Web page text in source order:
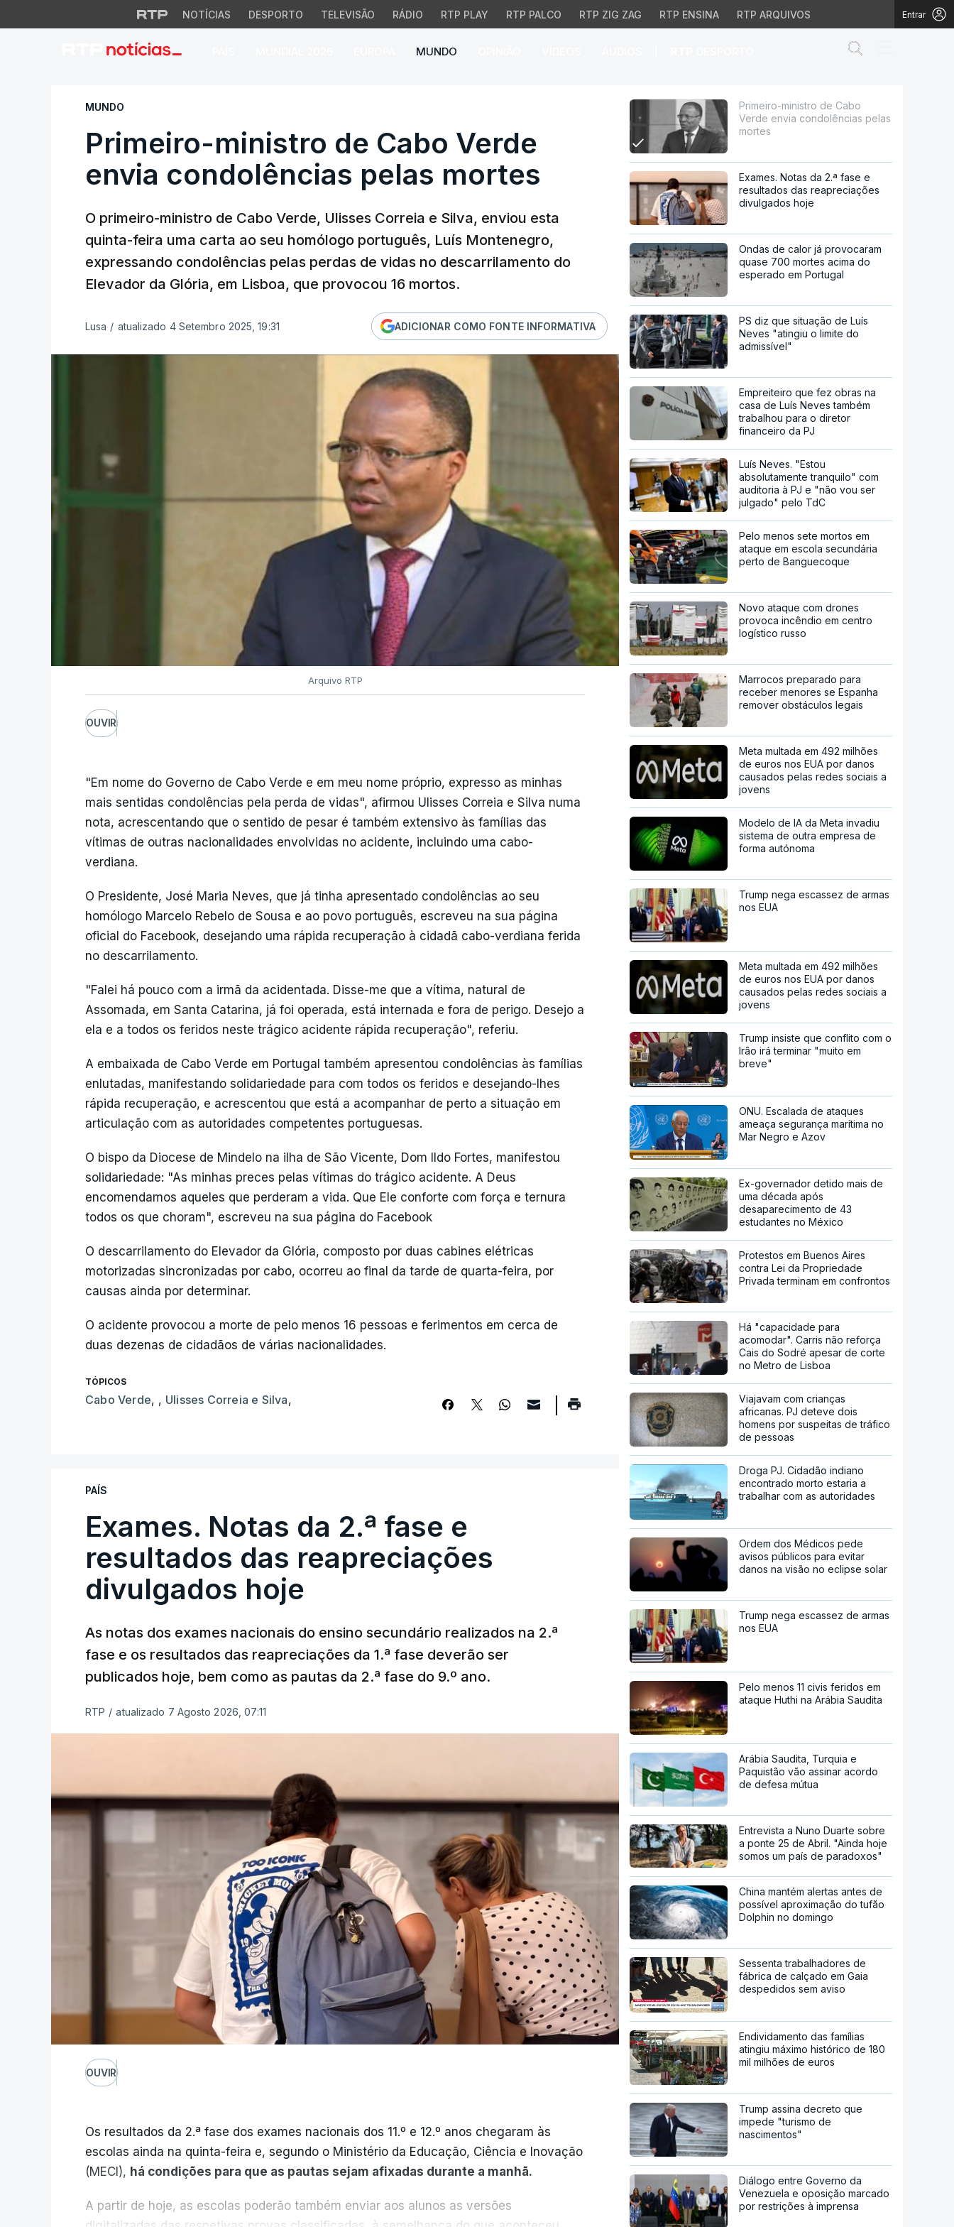
NOTÍCIAS DESPORTO TELEVISÃO RÁDIO RTP PLAY RTP PALCO RTP ZIG ZAG RTP ENSINA RTP ARQUIVOS Entrar
MUNDO
Primeiro-ministro de Cabo Verde envia condolências pelas
MUNDO
Primeiro-ministro de Cabo Verde
envia condolências pelas mortes
O primeiro-ministro de Cabo Verde, Ulisses Correia e Silva, enviou esta
quinta-feira uma carta ao seu homólogo português, Luís Montenegro,
expressando condolências pelas perdas de vidas no descarrilamento do
Elevador da Glória, em Lisboa, que provocou 16 mortos.
Lusa / atualizado 4 Setembro 2025, 19:31 ADICIONAR COMO FONTE INFORMATIVA
Arquivo RTP
OUVIR
"Em nome do Governo de Cabo Verde e em meu nome próprio, expresso as minhas
mais sentidas condolências pela perda de vidas", afirmou Ulisses Correia e Silva numa
nota, acrescentando que o sentido de pesar é também extensivo às famílias das
vítimas de outras nacionalidades envolvidas no acidente, incluindo uma cabo-
verdiana.
O Presidente, José Maria Neves, que já tinha apresentado condolências ao seu
homólogo Marcelo Rebelo de Sousa e ao povo português, escreveu na sua página
oficial do Facebook, desejando uma rápida recuperação à cidadã cabo-verdiana ferida
no descarrilamento.
"Falei há pouco com a irmã da acidentada. Disse-me que a vítima, natural de
Assomada, em Santa Catarina, já foi operada, está internada e fora de perigo. Desejo a
ela e a todos os feridos neste trágico acidente rápida recuperação", referiu.
A embaixada de Cabo Verde em Portugal também apresentou condolências às famílias
enlutadas, manifestando solidariedade para com todos os feridos e desejando-lhes
rápida recuperação, e acrescentou que está a acompanhar de perto a situação em
articulação com as autoridades competentes portuguesas.
O bispo da Diocese de Mindelo na ilha de São Vicente, Dom Ildo Fortes, manifestou
solidariedade: "As minhas preces pelas vítimas do trágico acidente. A Deus
encomendamos aqueles que perderam a vida. Que Ele conforte com força e ternura
todos os que choram", escreveu na sua página do Facebook
O descarrilamento do Elevador da Glória, composto por duas cabines elétricas
motorizadas sincronizadas por cabo, ocorreu ao final da tarde de quarta-feira, por
causas ainda por determinar.
O acidente provocou a morte de pelo menos 16 pessoas e ferimentos em cerca de
duas dezenas de cidadãos de várias nacionalidades.
TÓPICOS
Cabo Verde, , Ulisses Correia e Silva,
PAÍS
Exames. Notas da 2.ª fase e
resultados das reapreciações
divulgados hoje
As notas dos exames nacionais do ensino secundário realizados na 2.ª
fase e os resultados das reapreciações da 1.ª fase deverão ser
publicados hoje, bem como as pautas da 2.ª fase do 9.º ano.
RTP / atualizado 7 Agosto 2026, 07:11
OUVIR
Os resultados da 2.ª fase dos exames nacionais dos 11.º e 12.º anos chegaram às
escolas ainda na quinta-feira e, segundo o Ministério da Educação, Ciência e Inovação
(MECI), há condições para que as pautas sejam afixadas durante a manhã.
A partir de hoje, as escolas poderão também enviar aos alunos as versões
Primeiro-ministro de Cabo
Verde envia condolências pelas
mortes
Exames. Notas da 2.ª fase e
resultados das reapreciações
divulgados hoje
Ondas de calor já provocaram
quase 700 mortes acima do
esperado em Portugal
PS diz que situação de Luís
Neves "atingiu o limite do
admissível"
Empreiteiro que fez obras na
casa de Luís Neves também
trabalhou para o diretor
financeiro da PJ
Luís Neves. "Estou
absolutamente tranquilo" com
auditoria à PJ e "não vou ser
julgado" pelo TdC
Pelo menos sete mortos em
ataque em escola secundária
perto de Banguecoque
Novo ataque com drones
provoca incêndio em centro
logístico russo
Marrocos preparado para
receber menores se Espanha
remover obstáculos legais
Meta multada em 492 milhões
de euros nos EUA por danos
causados pelas redes sociais a
jovens
Modelo de IA da Meta invadiu
sistema de outra empresa de
forma autónoma
Trump nega escassez de armas
nos EUA
Meta multada em 492 milhões
de euros nos EUA por danos
causados pelas redes sociais a
jovens
Trump insiste que conflito com o
Irão irá terminar "muito em
breve"
ONU. Escalada de ataques
ameaça segurança marítima no
Mar Negro e Azov
Ex-governador detido mais de
uma década após
desaparecimento de 43
estudantes no México
Protestos em Buenos Aires
contra Lei da Propriedade
Privada terminam em confrontos
Há "capacidade para
acomodar". Carris não reforça
Cais do Sodré apesar de corte
no Metro de Lisboa
Viajavam com crianças
africanas. PJ deteve dois
homens por suspeitas de tráfico
de pessoas
Droga PJ. Cidadão indiano
encontrado morto estaria a
trabalhar com as autoridades
Ordem dos Médicos pede
avisos públicos para evitar
danos na visão no eclipse solar
Trump nega escassez de armas
nos EUA
Pelo menos 11 civis feridos em
ataque Huthi na Arábia Saudita
Arábia Saudita, Turquia e
Paquistão vão assinar acordo
de defesa mútua
Entrevista a Nuno Duarte sobre
a ponte 25 de Abril. "Ainda hoje
somos um país de paradoxos"
China mantém alertas antes de
possível aproximação do tufão
Dolphin no domingo
Sessenta trabalhadores de
fábrica de calçado em Gaia
despedidos sem aviso
Endividamento das famílias
atingiu máximo histórico de 180
mil milhões de euros
Trump assina decreto que
impede "turismo de
nascimentos"
Diálogo entre Governo da
Venezuela e oposição marcado
por restrições à imprensa